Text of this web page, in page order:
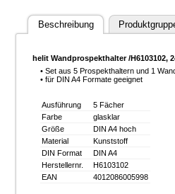
Beschreibung
helit Wandprospekthalter /H6103102,
• Set aus 5 Prospekthaltern und 1
• für DIN A4 Formate geeignet
Ausführung
5 Fächer
Farbe
glasklar
Größe
DIN A4 hoch
Material
Kunststoff
DIN Format
DIN A4
Herstellernr.
H6103102
EAN
4012086005998